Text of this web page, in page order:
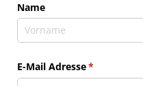
Name
E-Mail Adresse*
(erforderlich)